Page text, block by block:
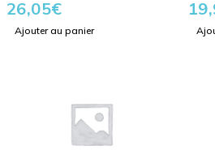
26,05€
Ajouter au panier